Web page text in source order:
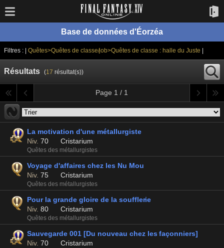
Base de données d'Éorzéa
Filtres : | Quêtes>Quêtes de classe/job>Quêtes de classe : halle du Juste
Résultats (17 résultat(s))
Page 1 / 1
La motivation d'une métallurgiste
Niv. 70 Cristarium
Quêtes des métallurgistes
Voyage d'affaires chez les Nu Mou
Niv. 75 Cristarium
Quêtes des métallurgistes
Pour la grande gloire de la soufflerie
Niv. 80 Cristarium
Quêtes des métallurgistes
Sauvegarde 001 [Du nouveau chez les façonniers]
Niv. 70 Cristarium